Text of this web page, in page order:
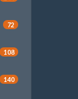
72
108
140